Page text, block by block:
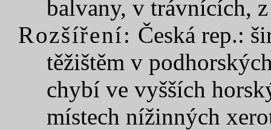
balvany, v trávnících,
Rozšíření: Česká rep.:
těžištěm v
chybí ve vyšších
místech nížinných